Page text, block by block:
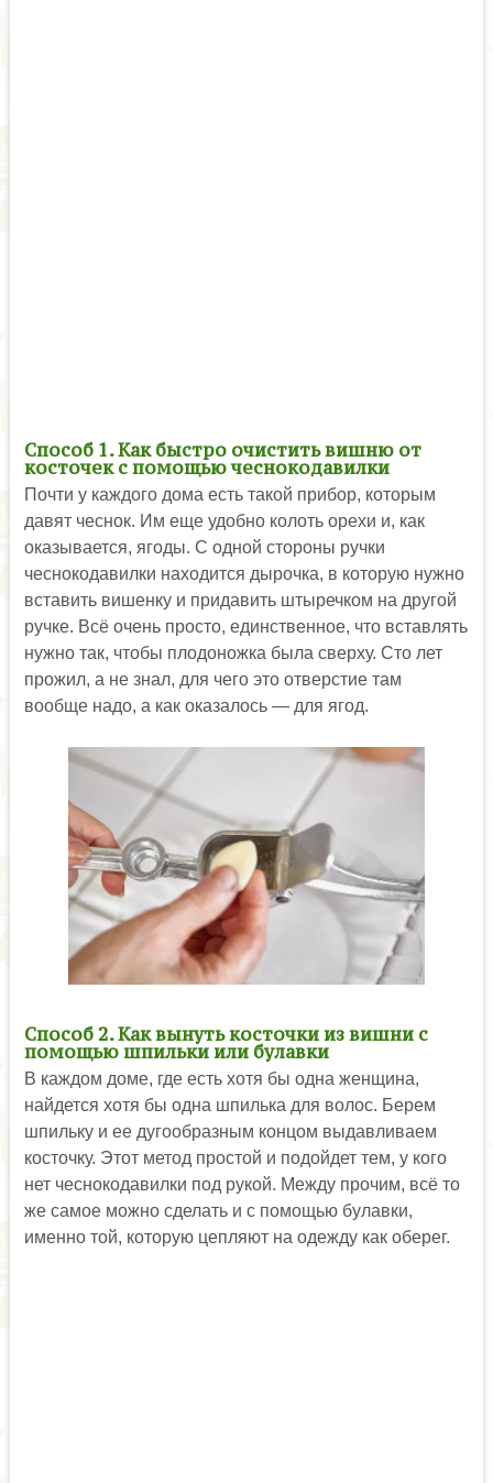
Способ 1. Как быстро очистить вишню от
косточек с помощью чеснокодавилки
Почти у каждого дома есть такой прибор, которым
давят чеснок. Им еще удобно колоть орехи и, как
оказывается, ягоды. С одной стороны ручки
чеснокодавилки находится дырочка, в которую нужно
вставить вишенку и придавить штыречком на другой
ручке. Всё очень просто, единственное, что вставлять
нужно так, чтобы плодоножка была сверху. Сто лет
прожил, а не знал, для чего это отверстие там
вообще надо, а как оказалось — для ягод.
Способ 2. Как вынуть косточки из вишни с
помощью шпильки или булавки
В каждом доме, где есть хотя бы одна женщина,
найдется хотя бы одна шпилька для волос. Берем
шпильку и ее дугообразным концом выдавливаем
косточку. Этот метод простой и подойдет тем, у кого
нет чеснокодавилки под рукой. Между прочим, всё то
же самое можно сделать и с помощью булавки,
именно той, которую цепляют на одежду как оберег.